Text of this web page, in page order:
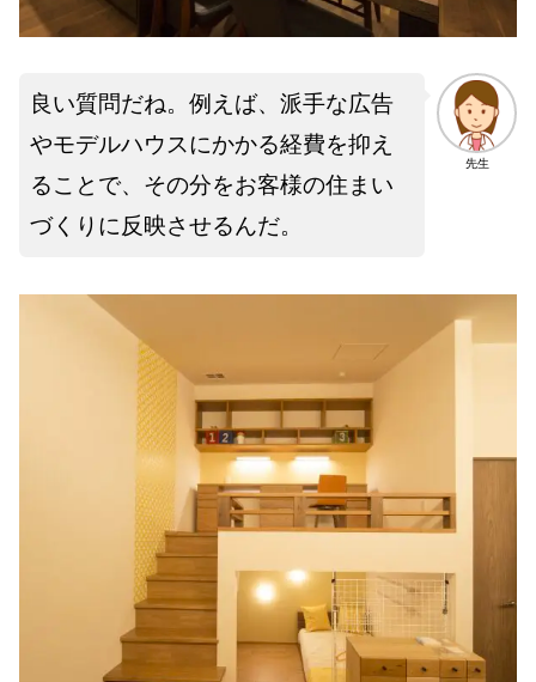
先生
良い質問だね。例えば、派手な広告
やモデルハウスにかかる経費を抑え
ることで、その分をお客様の住まい
づくりに反映させるんだ。